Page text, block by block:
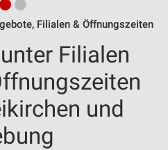
Filialen & Öffnungszeiten
Filialen
und